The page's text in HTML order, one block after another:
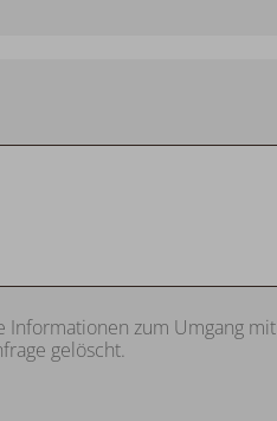
Informationen zum Umgang mit
gelöscht.